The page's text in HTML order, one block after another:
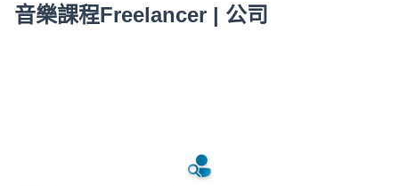
音樂課程Freelancer | 公司